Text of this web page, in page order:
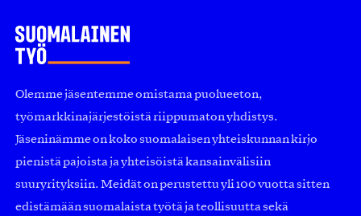
Olemme jäsentemme omistama puolueeton,
työmarkkinajärjestöistä riippumaton yhdistys.
Jäseninämme on koko suomalaisen yhteiskunnan kirjo
pienistä pajoista ja yhteisöistä kansainvälisiin
suuryrityksiin. Meidät on perustettu yli 100 vuotta sitten
edistämään suomalaista työtä ja teollisuutta sekä